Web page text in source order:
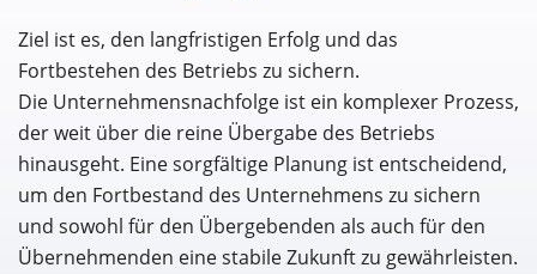
Ziel ist es, den langfristigen Erfolg und das
Fortbestehen des Betriebs zu sichern.
Die Unternehmensnachfolge ist ein komplexer Prozess,
der weit über die reine Übergabe des Betriebs
hinausgeht. Eine sorgfältige Planung ist entscheidend,
um den Fortbestand des Unternehmens zu sichern
und sowohl für den Übergebenden als auch für den
Übernehmenden eine stabile Zukunft zu gewährleisten.